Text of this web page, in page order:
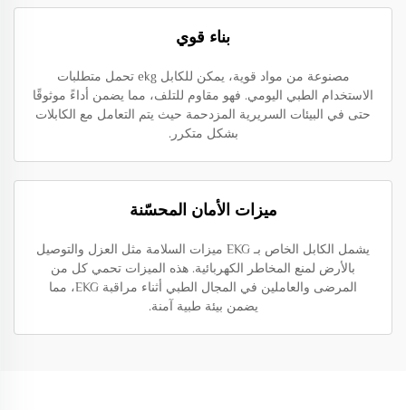
بناء قوي
مصنوعة من مواد قوية، يمكن للكابل ekg تحمل متطلبات
الاستخدام الطبي اليومي. فهو مقاوم للتلف، مما يضمن أداءً موثوقًا
حتى في البيئات السريرية المزدحمة حيث يتم التعامل مع الكابلات
بشكل متكرر.
ميزات الأمان المحسّنة
يشمل الكابل الخاص بـ EKG ميزات السلامة مثل العزل والتوصيل
بالأرض لمنع المخاطر الكهربائية. هذه الميزات تحمي كل من
المرضى والعاملين في المجال الطبي أثناء مراقبة EKG، مما
يضمن بيئة طبية آمنة.